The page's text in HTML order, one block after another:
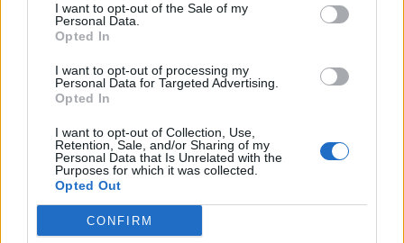
I want to opt-out of the Sale of my
Personal Data.
Opted In
I want to opt-out of processing my
Personal Data for Targeted Advertising.
Opted In
I want to opt-out of Collection, Use,
Retention, Sale, and/or Sharing of my
Personal Data that Is Unrelated with the
Purposes for which it was collected.
Opted Out
CONFIRM